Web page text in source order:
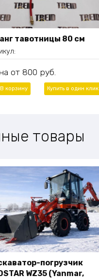
тавотницы 80 см
800 руб.
В корзину Купить в один клик
товары
погрузчик
WZ35 (Yanmar,